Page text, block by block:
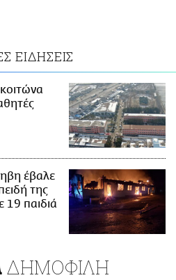
ΕΙΔΗΣΕΙΣ
έβαλε
της
19 παιδιά
ΔΗΜΟΦΙΛΗ